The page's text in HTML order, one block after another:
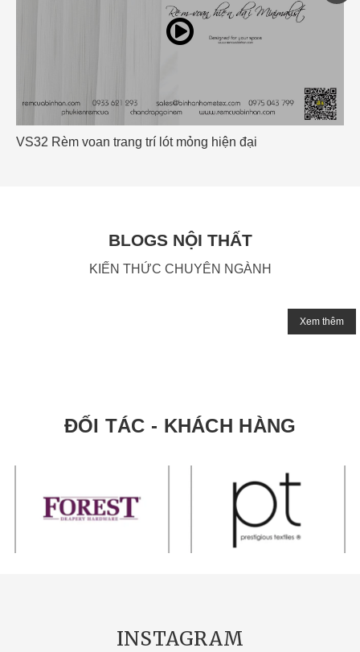
VS32 Rèm voan trang trí lót mỏng hiện đại
BLOGS NỘI THẤT
KIẾN THỨC CHUYÊN NGÀNH
Xem thêm
ĐỐI TÁC - KHÁCH HÀNG
INSTAGRAM